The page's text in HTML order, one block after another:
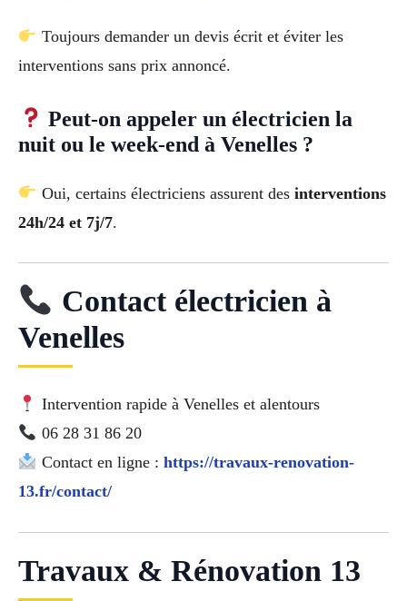
Toujours demander un devis écrit et éviter les
interventions sans prix annoncé.
Peut-on appeler un électricien la
nuit ou le week-end à Venelles ?
Oui, certains électriciens assurent des interventions
24h/24 et 7j/7.
Contact électricien à
Venelles
Intervention rapide à Venelles et alentours
06 28 31 86 20
Contact en ligne : https://travaux-renovation-
13.fr/contact/
Travaux & Rénovation 13